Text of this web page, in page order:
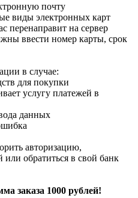
почту
виды электронных карт
перенаправит на сервер
ввести номер карты, срок
в случае:
для покупки
услугу платежей в
данных
авторизацию,
или обратиться в свой банк
заказа 1000 рублей!